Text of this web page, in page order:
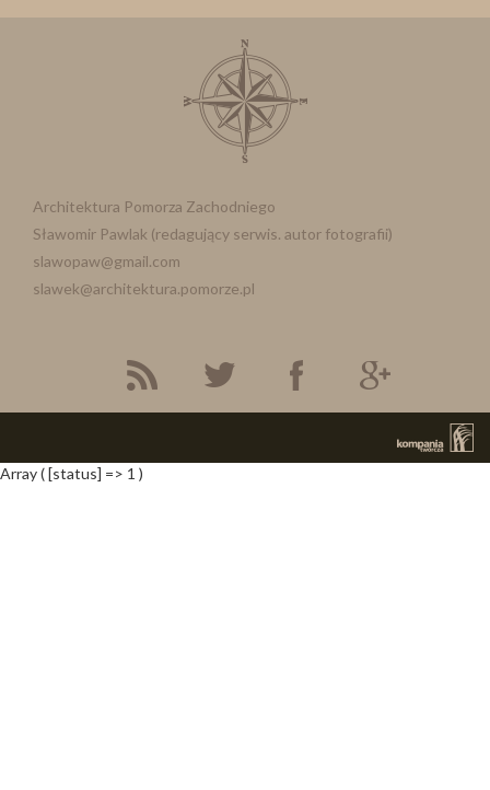
Architektura Pomorza Zachodniego
Sławomir Pawlak (redagujący serwis. autor fotografii)
slawopaw@gmail.com
slawek@architektura.pomorze.pl
Array ( [status] => 1 )